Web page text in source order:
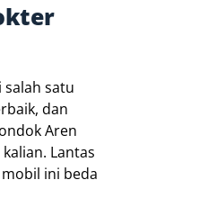
salah satu
dan
Aren
Lantas
ini beda